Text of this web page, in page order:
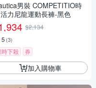
男裝 COMPETITIO時
力尼龍運動長褲-黑色
$2,134
5 (3)
時下殺 券
加入購物車